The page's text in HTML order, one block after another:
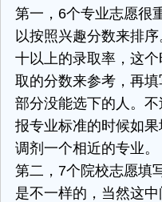
第一，6个专业志愿很
以按照兴趣分数来排
十以上的录取率，这
取的分数来参考，再
部分没能选下的人。
报专业标准的时候如
调剂一个相近的专业。
第二，7个院校志愿填
是不一样的，当然这